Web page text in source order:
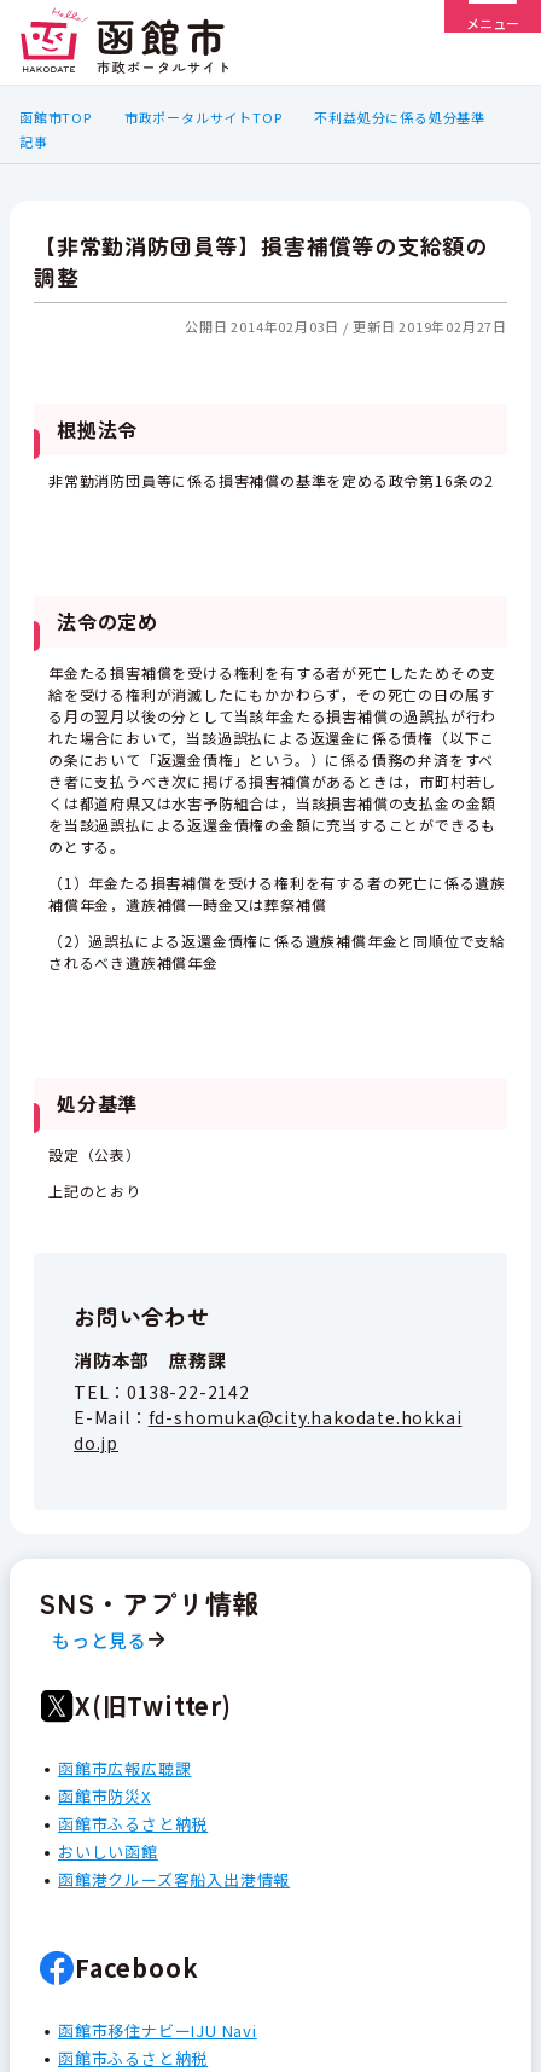
メニュー
函館市TOP 市政ポータルサイトTOP
不利益処分に係る処分基準
記事
【非常勤消防団員等】損害補償等の支給額の
調整
公開日 2014年02月03日 更新日 2019年02月27日
根拠法令
非常勤消防団員等に係る損害補償の基準を定める政令第16条の2
法令の定め
年金たる損害補償を受ける権利を有する者が死亡したためその支
給を受ける権利が消滅したにもかかわらず，その死亡の日の属す
る月の翌月以後の分として当該年金たる損害補償の過誤払が行わ
れた場合において，当該過誤払による返還金に係る債権（以下こ
の条において「返還金債権」という。）に係る債務の弁済をすべ
き者に支払うべき次に掲げる損害補償があるときは，市町村若し
くは都道府県又は水害予防組合は，当該損害補償の支払金の金額
を当該過誤払による返還金債権の金額に充当することができるも
のとする。
（1）年金たる損害補償を受ける権利を有する者の死亡に係る遺族
補償年金，遺族補償一時金又は葬祭補償
（2）過誤払による返還金債権に係る遺族補償年金と同順位で支給
されるべき遺族補償年金
処分基準
設定（公表）
上記のとおり
お問い合わせ
消防本部 庶務課
TEL：0138-22-2142
E-Mail： fd-shomuka@city.hakodate.hokkai
do.jp
SNS・アプリ情報
もっと見る
X(旧Twitter)
函館市広報広聴課
函館市防災X
函館市ふるさと納税
おいしい函館
函館港クルーズ客船入出港情報
Facebook
函館市移住ナビーIJU Navi
函館市ふるさと納税